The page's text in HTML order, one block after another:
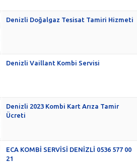
Denizli Doğalgaz Tesisat Tamiri Hizmeti
Denizli Vaillant Kombi Servisi
Denizli 2023 Kombi Kart Arıza Tamir
Ücreti
ECA KOMBİ SERVİSİ DENİZLİ 0536 577 00
21